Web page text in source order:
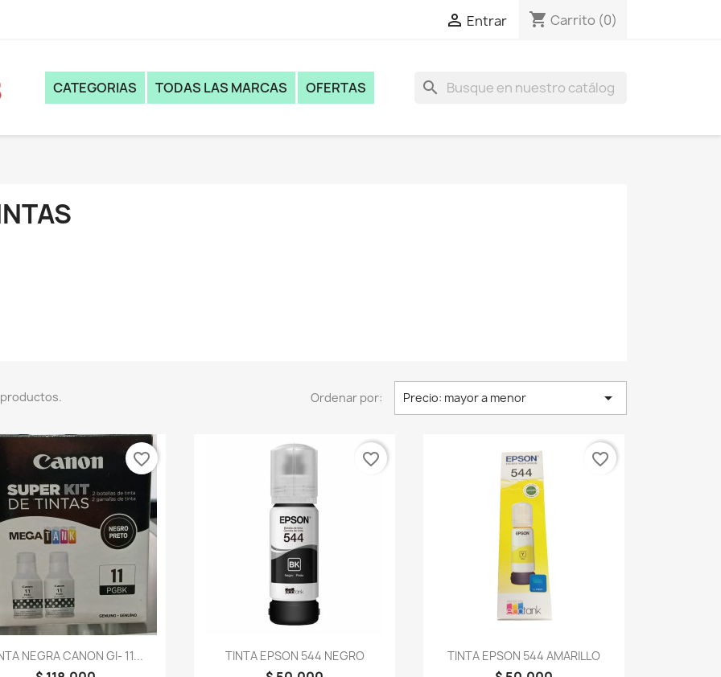
 Entrar shopping_cart Carrito (0)
CATEGORIAS TODAS LAS MARCAS OFERTAS search
productos. Ordenar por: Precio: mayor a menor 
Vista rápida
NEGRA CANON GI- 11...
favorite_border
Vista rápida
TINTA EPSON 544 NEGRO
favorite_border
Vista rápida
TINTA EPSON 544 AMARILLO
favorite_border